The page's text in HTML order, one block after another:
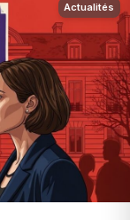
Actualités